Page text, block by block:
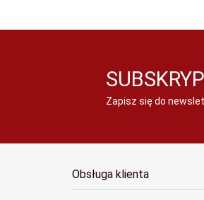
Zapisz się do
Obsługa klienta